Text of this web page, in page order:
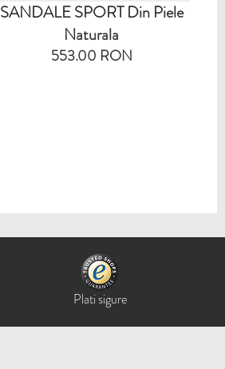
SANDALE SPORT Din Piele
Naturala
553.00 RON
Plati sigure